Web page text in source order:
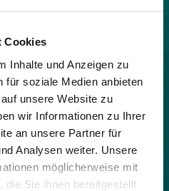
Cookies
Inhalte und Anzeigen zu
für soziale Medien anbieten
unsere Website zu
wir Informationen zu Ihrer
an unsere Partner für
Analysen weiter. Unsere
möglicherweise mit
die Sie ihnen bereitgestellt
Online-
für
Landwirtschaft,
wird.
- 10:00-
via